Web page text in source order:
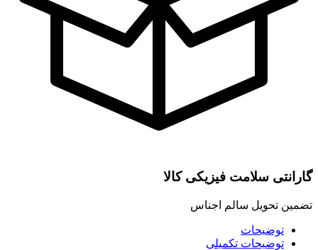
گارانتی سلامت فیزیکی کالا
تضمین تحویل سالم اجناس
توضیحات
توضیحات تکمیلی